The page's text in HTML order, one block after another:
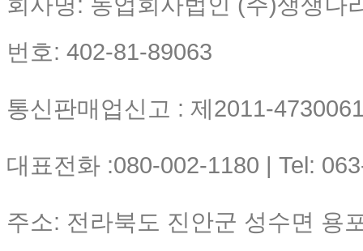
번호: 402-81-89063
통신판매업신고 : 제2011-
대표전화 :080-002-1180 | Tel:
주소: 전라북도 진안군 성수면 용